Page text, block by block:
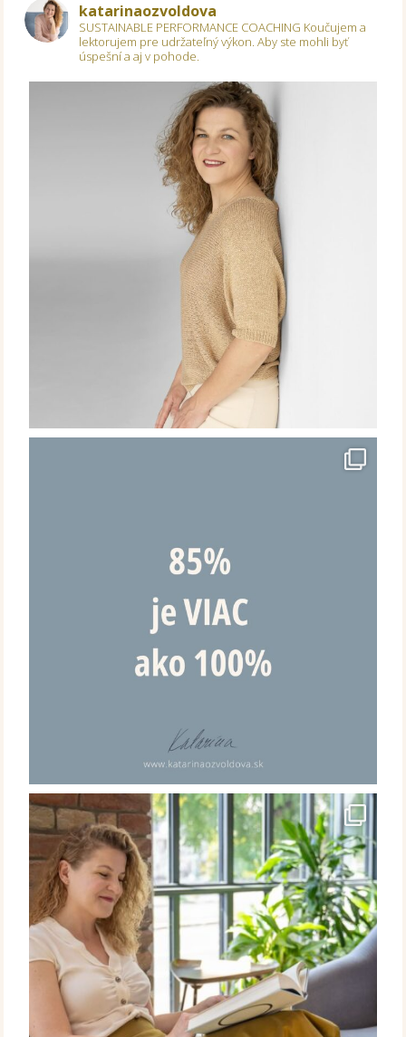
katarinaozvoldova
SUSTAINABLE PERFORMANCE COACHING Koučujem a
lektorujem pre udržateľný výkon.Aby ste mohli byť
úspešní a aj v pohode.